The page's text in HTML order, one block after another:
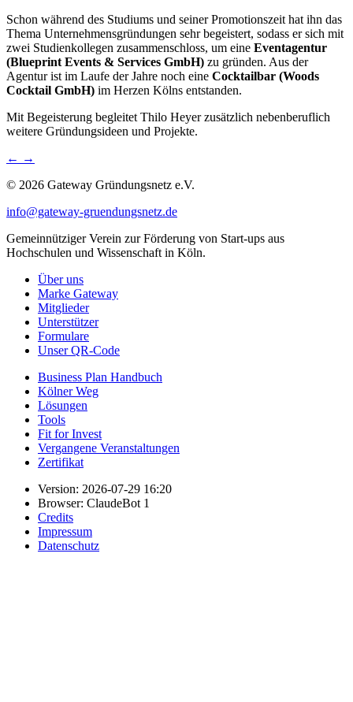
Schon während des Studiums und seiner Promotionszeit hat ihn das
Thema Unternehmensgründungen sehr begeistert, sodass er sich mit
zwei Studienkollegen zusammenschloss, um eine Eventagentur
(Blueprint Events & Services GmbH) zu gründen. Aus der
Agentur ist im Laufe der Jahre noch eine Cocktailbar (Woods
Cocktail GmbH) im Herzen Kölns entstanden.
Mit Begeisterung begleitet Thilo Heyer zusätzlich nebenberuflich
weitere Gründungsideen und Projekte.
← →
© 2026 Gateway Gründungsnetz e.V.
info@gateway-gruendungsnetz.de
Gemeinnütziger Verein zur Förderung von Start-ups aus
Hochschulen und Wissenschaft in Köln.
Über uns
Marke Gateway
Mitglieder
Unterstützer
Formulare
Unser QR-Code
Business Plan Handbuch
Kölner Weg
Lösungen
Tools
Fit for Invest
Vergangene Veranstaltungen
Zertifikat
Version: 2026-07-29 16:20
Browser: ClaudeBot 1
Credits
Impressum
Datenschutz